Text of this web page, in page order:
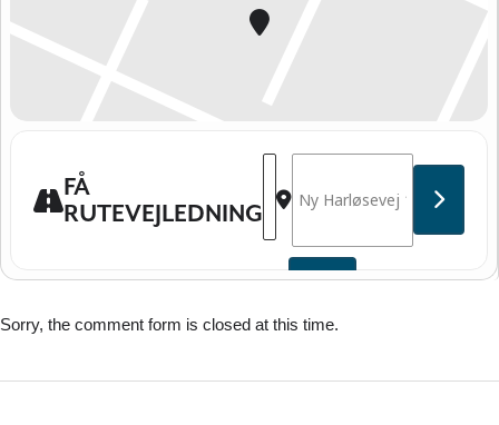
FÅ
RUTEVEJLEDNING
Sorry, the comment form is closed at this time.